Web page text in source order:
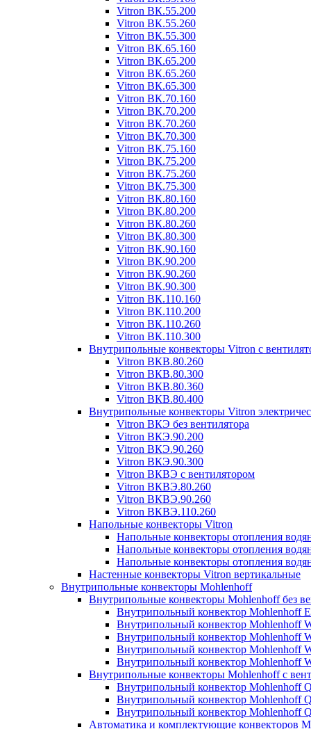
Vitron ВК.55.200
Vitron ВК.55.260
Vitron ВК.55.300
Vitron ВК.65.160
Vitron ВК.65.200
Vitron ВК.65.260
Vitron ВК.65.300
Vitron ВК.70.160
Vitron ВК.70.200
Vitron ВК.70.260
Vitron ВК.70.300
Vitron ВК.75.160
Vitron ВК.75.200
Vitron ВК.75.260
Vitron ВК.75.300
Vitron ВК.80.160
Vitron ВК.80.200
Vitron ВК.80.260
Vitron ВК.80.300
Vitron ВК.90.160
Vitron ВК.90.200
Vitron ВК.90.260
Vitron ВК.90.300
Vitron ВК.110.160
Vitron ВК.110.200
Vitron ВК.110.260
Vitron ВК.110.300
Внутрипольные конвекторы Vitron с
Vitron ВКВ.80.260
Vitron ВКВ.80.300
Vitron ВКВ.80.360
Vitron ВКВ.80.400
Внутрипольные конвекторы Vitron
Vitron ВКЭ без вентилятора
Vitron ВКЭ.90.200
Vitron ВКЭ.90.260
Vitron ВКЭ.90.300
Vitron ВКВЭ с вентилятором
Vitron ВКВЭ.80.260
Vitron ВКВЭ.90.260
Vitron ВКВЭ.110.260
Напольные конвекторы Vitron
Напольные конвекторы отопления
Напольные конвекторы отопления
Напольные конвекторы отопления
Настенные конвекторы Vitron вертикальные
Внутрипольные конвекторы Mohlenhoff
Внутрипольные конвекторы Mohlenhoff без
Внутрипольный конвектор Mohlenhoff
Внутрипольный конвектор Mohlenhoff
Внутрипольный конвектор Mohlenhoff
Внутрипольный конвектор Mohlenhoff
Внутрипольный конвектор Mohlenhoff
Внутрипольные конвекторы Mohlenhoff с
Внутрипольный конвектор Mohlenhoff
Внутрипольный конвектор Mohlenhoff
Внутрипольный конвектор Mohlenhoff
Автоматика и комплектующие конвекторов